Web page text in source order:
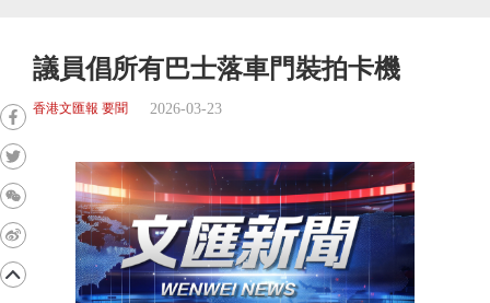
議員倡所有巴士落車門裝拍卡機
香港文匯報 要聞 2026-03-23